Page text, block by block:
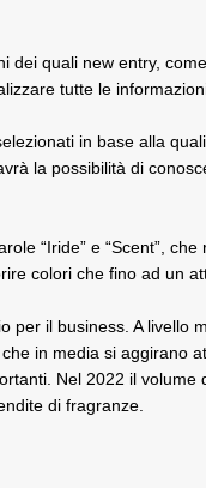
quali new entry,
tutte le
in base alla
la possibilità di
“Iride” e “Scent”,
colori che fino ad un
il business. A livello
in media si aggirano
Nel 2022 il
di fragranze.